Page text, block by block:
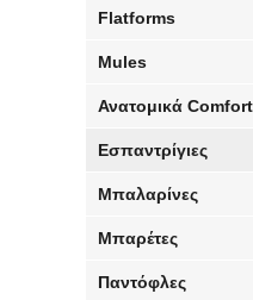
Flatforms
Mules
Ανατομικά Comfort
Εσπαντρίγιες
Μπαλαρίνες
Μπαρέτες
Παντόφλες